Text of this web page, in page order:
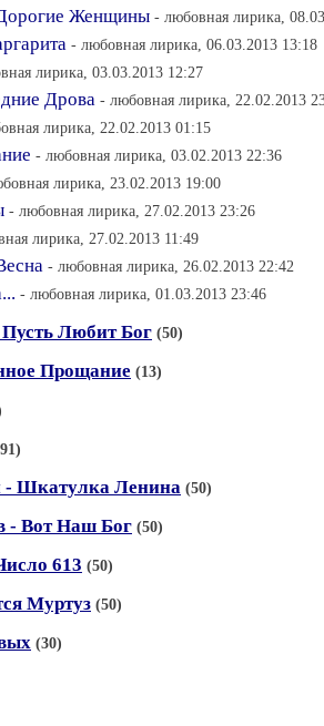
Женщины - любовная лирика,
- любовная лирика, 06.03.2013 13:18
лирика, 03.03.2013 12:27
Дрова - любовная лирика, 22.02.2013
лирика, 22.02.2013 01:15
- любовная лирика, 03.02.2013 22:36
лирика, 23.02.2013 19:00
- любовная лирика, 27.02.2013 23:26
лирика, 27.02.2013 11:49
- любовная лирика, 26.02.2013 22:42
- любовная лирика, 01.03.2013 23:46
Любит Бог (50)
Прощание (13)
- Шкатулка Ленина (50)
- Вот Наш Бог (50)
613 (50)
Муртуз (50)
(30)